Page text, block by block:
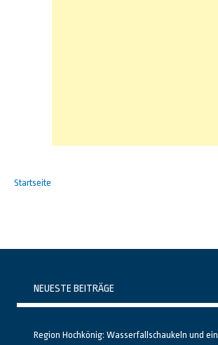
Startseite
NEUESTE BEITRÄGE
Region Hochkönig: Wasserfallschaukeln und